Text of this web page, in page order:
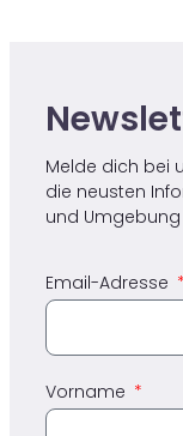
Melde dich bei
die neusten
und Umgebung
Email-Adresse
Vorname